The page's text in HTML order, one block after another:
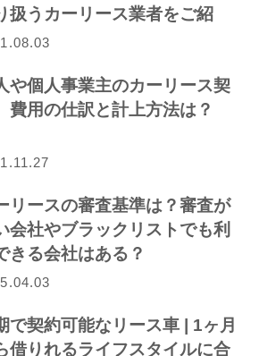
扱うカーリース業者をご紹
や個人事業主のカーリース契
費用の仕訳と計上方法は？
リースの審査基準は？審査が
会社やブラックリストでも利
きる会社はある？
で契約可能なリース車 | 1ヶ月
借りれるライフスタイルに合